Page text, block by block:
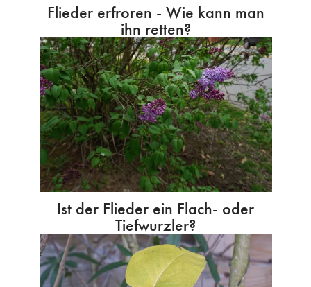
Flieder erfroren - Wie kann man
ihn retten?
Ist der Flieder ein Flach- oder
Tiefwurzler?